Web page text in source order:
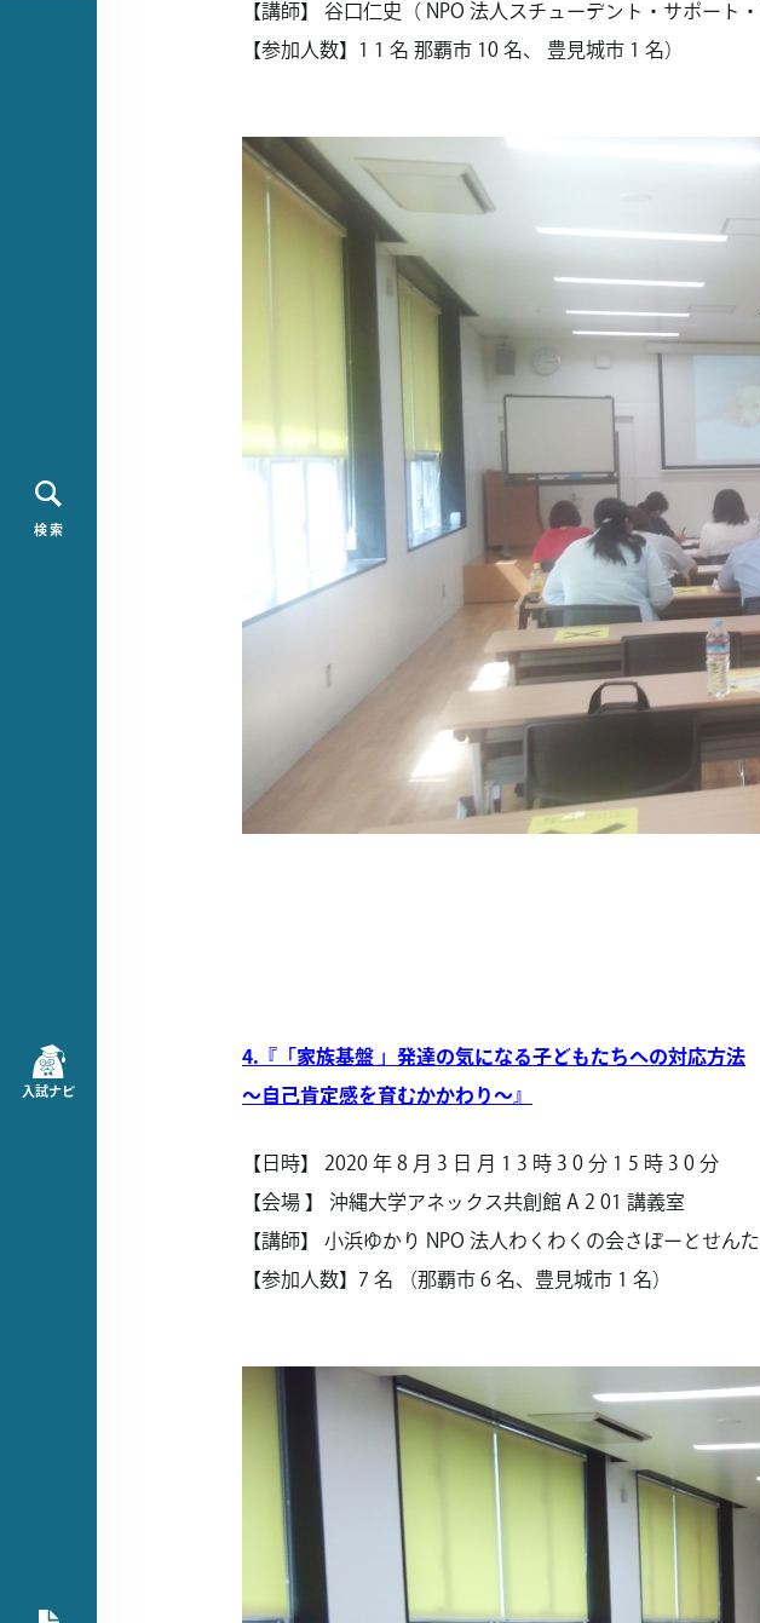
検 索
入試ナビ
【講師】 谷口仁史（ NPO 法人スチューデント・サポート
【参加人数】1 1 名 那覇市 10 名、 豊見城市 1 名）
4.『「家族基盤 」発達の気になる子どもたちへの対応方法
～自己肯定感を育むかかわり～』
【日時】 2020 年 8 月 3 日 月 1 3 時 3 0 分 1 5 時 3 0 分
【会場 】 沖縄大学アネックス共創館 A 2 01 講義室
【講師】 小浜ゆかり NPO 法人わくわくの会さぽーとせん
【参加人数】7 名 （那覇市 6 名、豊見城市 1 名）